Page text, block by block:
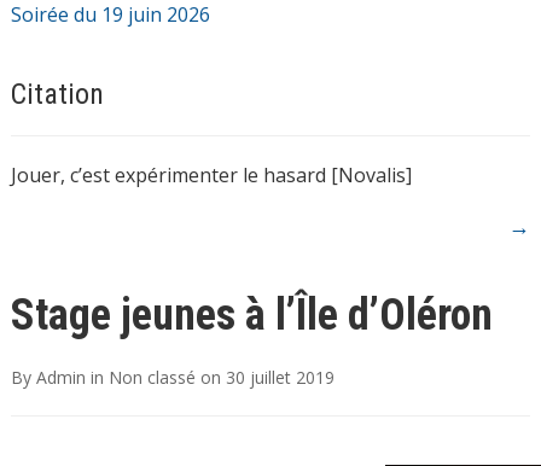
Soirée du 19 juin 2026
Citation
Jouer, c’est expérimenter le hasard [Novalis]
→
Stage jeunes à l’Île d’Oléron
By Admin in Non classé on 30 juillet 2019